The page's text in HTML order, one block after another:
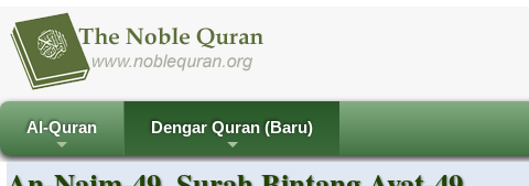
+
Al-Quran
+
Dengar Quran (Baru)